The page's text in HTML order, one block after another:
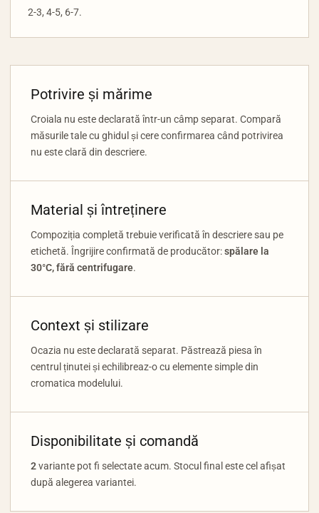
2-3, 4-5, 6-7.
Potrivire și mărime
Croiala nu este declarată într-un câmp separat. Compară
măsurile tale cu ghidul și cere confirmarea când potrivirea
nu este clară din descriere.
Material și întreținere
Compoziția completă trebuie verificată în descriere sau pe
etichetă. Îngrijire confirmată de producător:spălare la
30°C, fără centrifugare.
Context și stilizare
Ocazia nu este declarată separat. Păstrează piesa în
centrul ținutei și echilibreaz-o cu elemente simple din
cromatica modelului.
Disponibilitate și comandă
2variante pot fi selectate acum. Stocul final este cel afișat
după alegerea variantei.